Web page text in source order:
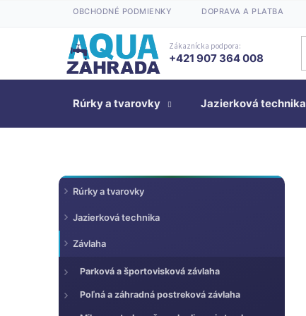
OBCHODNÉ PODMIENKY DOPRAVA A PLATBA
Zákaznícka podpora:
+421 907 364 008
Rúrky a tvarovky Jazierková technika
B
č
n
ý
p
a
n
Preskočiť
kategórie
K
a
e
g
ó
Rúrky a tvarovky
Jazierková technika
Závlaha
Parková a športovisková závlaha
Poľná a záhradná postreková závlaha